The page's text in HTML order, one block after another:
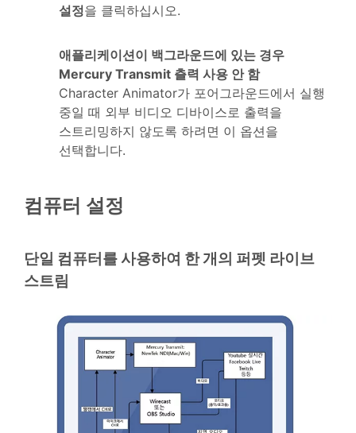
설정을 클릭하십시오.
애플리케이션이 백그라운드에 있는 경우
Mercury Transmit 츨력 사용 안 함
Character Animator가 포어그라운드에서 실행
중일 때 외부 비디오 디바이스로 출력을
스트리밍하지 않도록 하려면 이 옵션을
선택합니다.
컴퓨터 설정
단일 컴퓨터를 사용하여 한 개의 퍼펫 라이브
스트림